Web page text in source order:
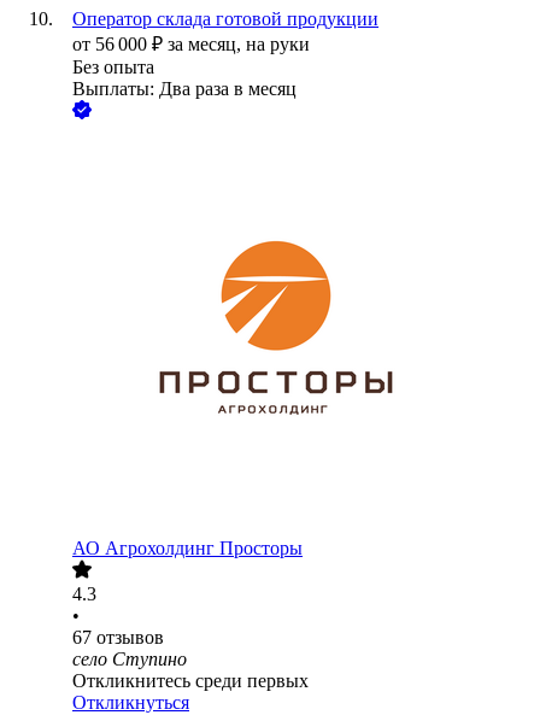
Оператор склада готовой продукции
от 56 000 ₽ за месяц, на руки
Без опыта
Выплаты: Два раза в месяц
АО Агрохолдинг Просторы
4.3
•
67 отзывов
село Ступино
Откликнитесь среди первых
Откликнуться